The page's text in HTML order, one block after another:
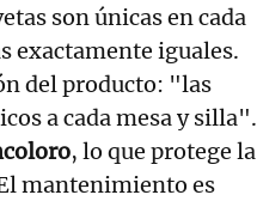
son únicas en cada
exactamente iguales.
del producto: "las
a cada mesa y silla".
, lo que protege la
mantenimiento es